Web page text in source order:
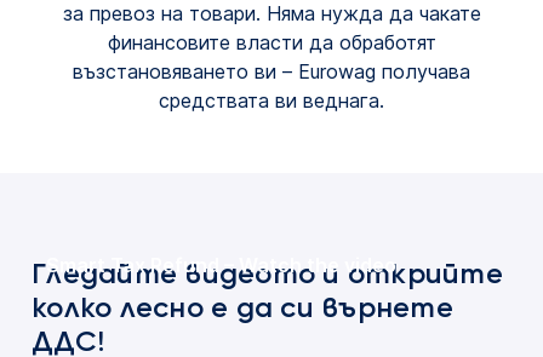
за превоз на товари. Няма нужда да чакате
финансовите власти да обработят
възстановяването ви – Eurowag получава
средствата ви веднага.
Smart Tax Refund – Watch the video
Гледайте видеото и открийте
колко лесно е да си върнете
ДДС!